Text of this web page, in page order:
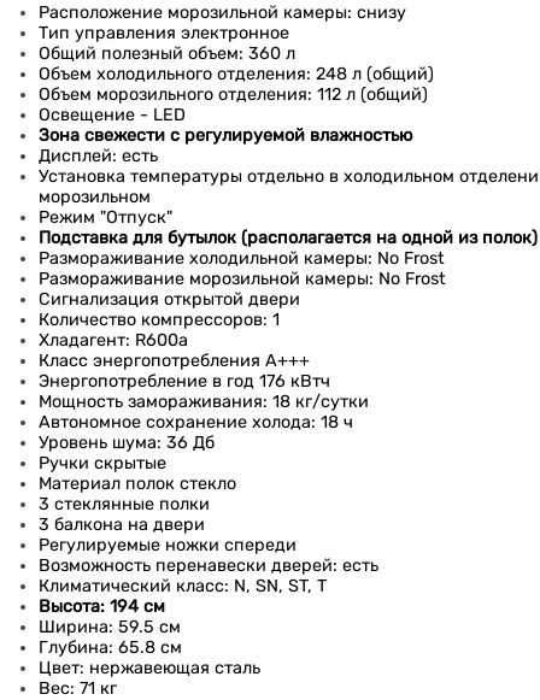
Расположение морозильной камеры: снизу
Тип управления электронное
Общий полезный объем: 360 л
Объем холодильного отделения: 248 л (общий)
Объем морозильного отделения: 112 л (общий)
Освещение - LED
Зона свежести с регулируемой влажностью
Дисплей: есть
Установка температуры отдельно в холодильном
морозильном
Режим "Отпуск"
Подставка для бутылок (располагается на одной из полок)
Размораживание холодильной камеры: No Frost
Размораживание морозильной камеры: No Frost
Сигнализация открытой двери
Количество компрессоров: 1
Хладагент: R600a
Класс энергопотребления A+++
Энергопотребление в год 176 кВтч
Мощность замораживания: 18 кг/cутки
Автономное сохранение холода: 18 ч
Уровень шума: 36 Дб
Ручки скрытые
Материал полок стекло
3 стеклянные полки
3 балкона на двери
Регулируемые ножки спереди
Возможность перенавески дверей: есть
Климатический класс: N, SN, ST, T
Высота: 194 см
Ширина: 59.5 см
Глубина: 65.8 см
Цвет: нержавеющая сталь
Вес: 71 кг